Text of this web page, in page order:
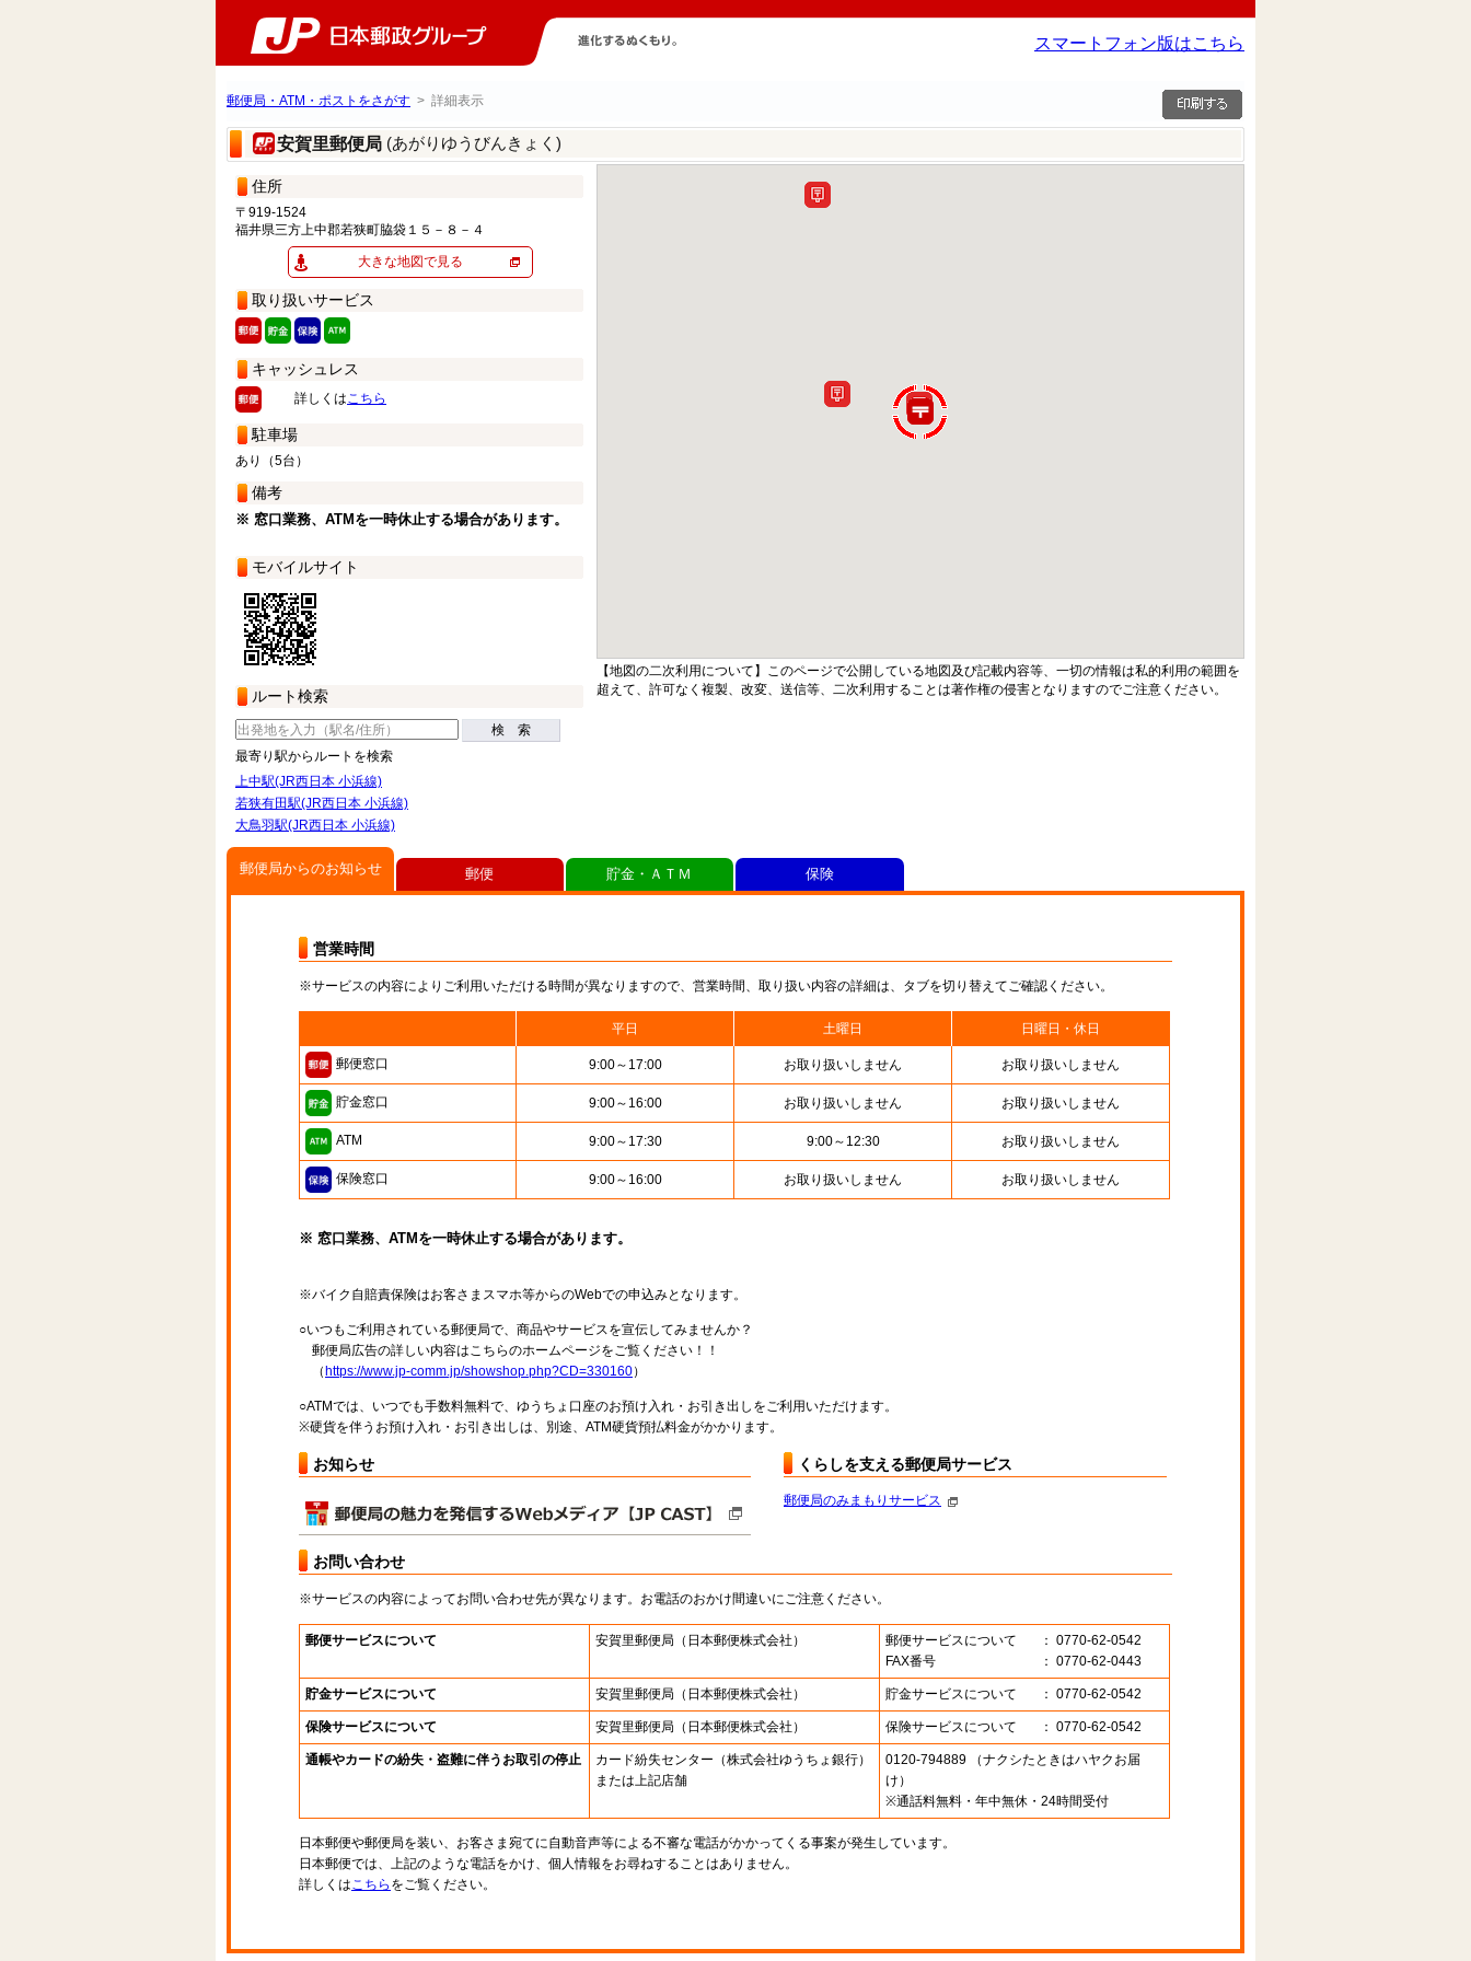
スマートフォン版はこちら
郵便局・ATM・ポストをさがす > 詳細表示
安賀里郵便局 (あがりゆうびんきょく)
住所
〒919-1524
福井県三方上中郡若狭町脇袋１５－８－４
大きな地図で見る
取り扱いサービス
キャッシュレス
詳しくはこちら
駐車場
あり（5台）
備考
※ 窓口業務、ATMを一時休止する場合があります。
モバイルサイト
ルート検索
検 索
最寄り駅からルートを検索
上中駅(JR西日本 小浜線)
若狭有田駅(JR西日本 小浜線)
大鳥羽駅(JR西日本 小浜線)
【地図の二次利用について】このページで公開している地図及び記載内容等、一切の情報は私的利用の範囲を
超えて、許可なく複製、改変、送信等、二次利用することは著作権の侵害となりますのでご注意ください。
郵便局からのお知らせ
営業時間
※サービスの内容によりご利用いただける時間が異なりますので、営業時間、取り扱い内容の詳細は、タブを切り替えてご確認ください。
平日 土曜日 日曜日・休日
郵便窓口 9:00～17:00 お取り扱いしません お取り扱いしません
貯金窓口 9:00～16:00 お取り扱いしません お取り扱いしません
ATM 9:00～17:30 9:00～12:30 お取り扱いしません
保険窓口 9:00～16:00 お取り扱いしません お取り扱いしません
※ 窓口業務、ATMを一時休止する場合があります。
※バイク自賠責保険はお客さまスマホ等からのWebでの申込みとなります。
○いつもご利用されている郵便局で、商品やサービスを宣伝してみませんか？
郵便局広告の詳しい内容はこちらのホームページをご覧ください！！
（ https://www.jp-comm.jp/showshop.php?CD=330160）
○ATMでは、いつでも手数料無料で、ゆうちょ口座のお預け入れ・お引き出しをご利用いただけます。
※硬貨を伴うお預け入れ・お引き出しは、別途、ATM硬貨預払料金がかかります。
お知らせ くらしを支える郵便局サービス
郵便局のみまもりサービス
お問い合わせ
※サービスの内容によってお問い合わせ先が異なります。お電話のおかけ間違いにご注意ください。
郵便サービスについて 安賀里郵便局 （日本郵便株式会社） 郵便サービスについて
： 0770-62-0542
FAX番号
： 0770-62-0443
貯金サービスについて 安賀里郵便局 （日本郵便株式会社） 貯金サービスについて ： 0770-62-0542
保険サービスについて 安賀里郵便局 （日本郵便株式会社） 保険サービスについて ： 0770-62-0542
通帳やカードの紛失・盗難に伴うお取引の停止 カード紛失センター （株式会社ゆうちょ銀行）
または上記店舗
0120-794889 （ナクシたときはハヤクお届
け）
※通話料無料・年中無休・24時間受付
日本郵便や郵便局を装い、お客さま宛てに自動音声等による不審な電話がかかってくる事案が発生しています。
日本郵便では、上記のような電話をかけ、個人情報をお尋ねすることはありません。
詳しくはこちら をご覧ください。
郵便 貯金・ＡＴＭ 保険